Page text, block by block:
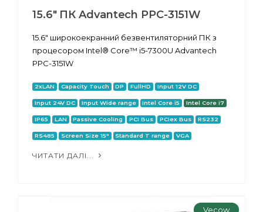
15.6" ПК Advantech PPC-3151W
15.6" широкоекранний безвентиляторний ПК з
процесором Intel® Core™ i5-7300U Advantech
PPC-3151W
2xLAN Capacity Touch DP FullHD Input 12V DC
Input 24V DC Input Wide range Intel Core i5 Intel Core i7
IP65 LAN Passive Cooling PCI Bus PCIex Bus RS232
RS485 Screen Size 15" Standard T range VGA
ЧИТАТИ ДАЛІ...
Vecow